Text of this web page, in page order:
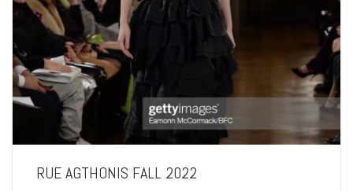
RUE AGTHONIS FALL 2022